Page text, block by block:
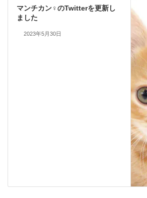
マンチカン♀のTwitterを更新し
ました
2023年5月30日